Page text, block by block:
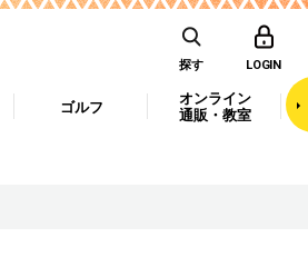
探す LOGIN
ゴルフ
オンライン
通販・教室